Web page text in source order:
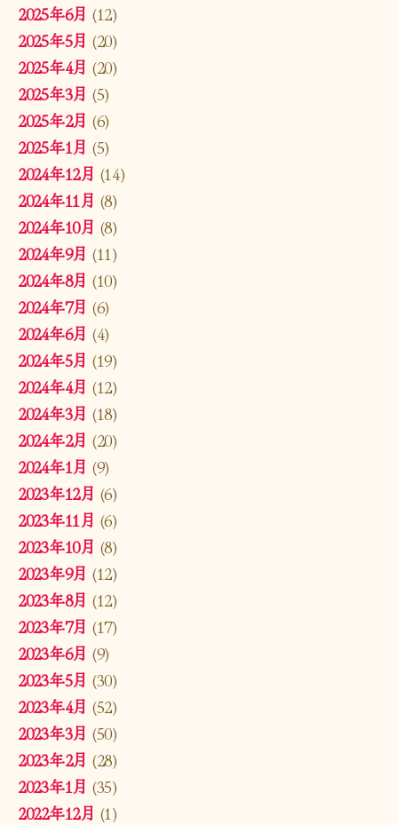
2025年6月 (12)
2025年5月 (20)
2025年4月 (20)
2025年3月 (5)
2025年2月 (6)
2025年1月 (5)
2024年12月 (14)
2024年11月 (8)
2024年10月 (8)
2024年9月 (11)
2024年8月 (10)
2024年7月 (6)
2024年6月 (4)
2024年5月 (19)
2024年4月 (12)
2024年3月 (18)
2024年2月 (20)
2024年1月 (9)
2023年12月 (6)
2023年11月 (6)
2023年10月 (8)
2023年9月 (12)
2023年8月 (12)
2023年7月 (17)
2023年6月 (9)
2023年5月 (30)
2023年4月 (52)
2023年3月 (50)
2023年2月 (28)
2023年1月 (35)
2022年12月 (1)